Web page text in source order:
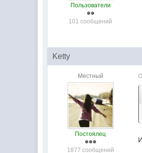
Пользователи
101 сообщений
Ketty
Местный
Постоялец
1877 сообщений